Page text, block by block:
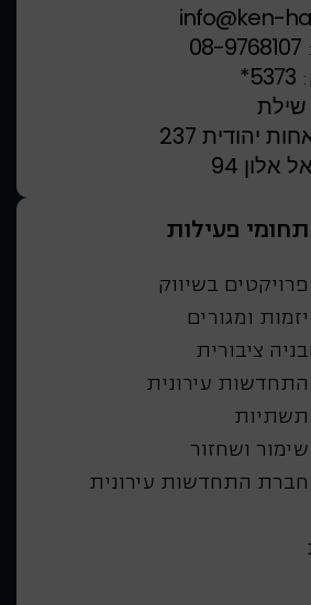
info@ken-
08-9768107
*5373
יהודית 237
אלון 94
תחומי פעילות
פרויקטים בשיווק
יזמות ומגורים
בניה ציבורית
התחדשות עירונית
תשתיות
שימור ושחזור
חברת התחדשות עירונית